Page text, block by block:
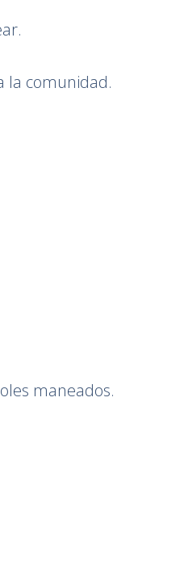
la comunidad.
maneados.